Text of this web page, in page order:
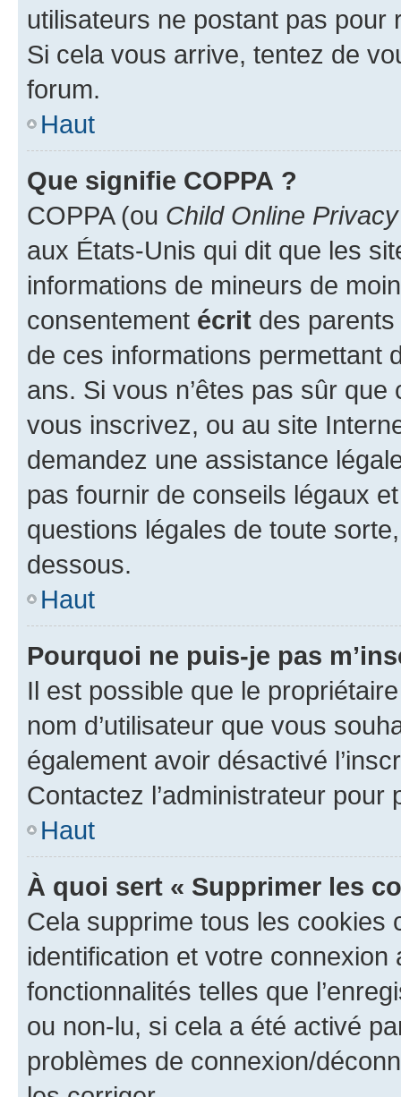
utilisateurs ne postant pas pour
Si cela vous arrive, tentez de
forum.
Haut
Que signifie COPPA ?
COPPA (ou Child Online
aux États-Unis qui dit que les
informations de mineurs de
consentement écrit des parents
de ces informations permettant
ans. Si vous n’êtes pas sûr
vous inscrivez, ou au site
demandez une assistance
pas fournir de conseils légaux
questions légales de toute
dessous.
Haut
Pourquoi ne puis-je pas
Il est possible que le
nom d’utilisateur que vous
également avoir désactivé
Contactez l’administrateur
Haut
À quoi sert « Supprimer les
Cela supprime tous les cookies
identification et votre
fonctionnalités telles que
ou non-lu, si cela a été activé
problèmes de connexion/